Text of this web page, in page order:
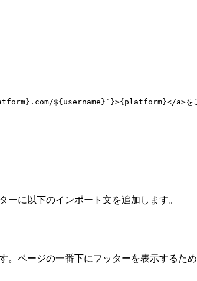
} .com/${ username } ` }>{ platform }</a>を
ーに以下のインポート文を追加します。
。ページの一番下にフッターを表示するため